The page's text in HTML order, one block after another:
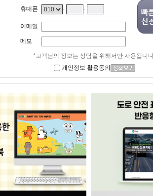
휴대폰 - -
이메일
메모
*고객님의 정보는 상담을 위해서만 사용됩니
개인정보 활용동의